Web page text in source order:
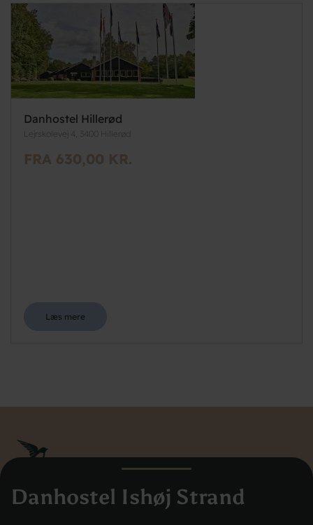
Danhostel Ishøj Strand
Danhostel Hillerød
Lejrskolevej 4, 3400 Hillerød
FRA 630,00 KR.
Læs mere
Danhostel Danmarks Vandrerhjem